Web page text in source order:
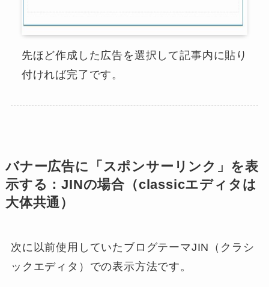
先ほど作成した広告を選択して記事内に貼り
付ければ完了です。
バナー広告に「スポンサーリンク」を表
示する：JINの場合（classicエディタは
大体共通）
次に以前使用していたブログテーマJIN（クラシ
ックエディタ）での表示方法です。